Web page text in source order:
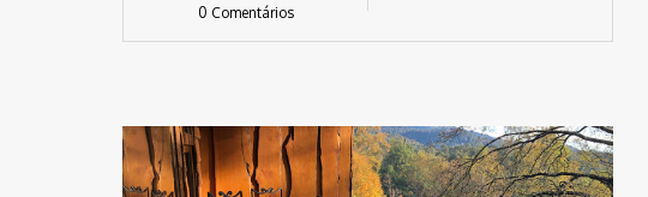
0 Comentários